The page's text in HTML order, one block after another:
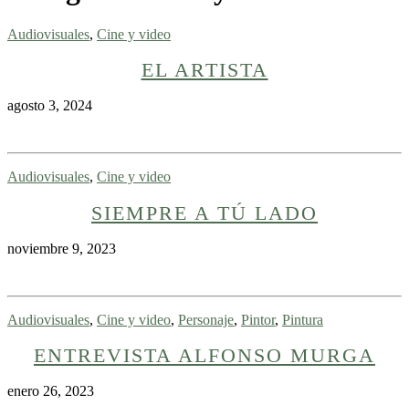
Audiovisuales, Cine y video
EL ARTISTA
agosto 3, 2024
Audiovisuales, Cine y video
SIEMPRE A TÚ LADO
noviembre 9, 2023
Audiovisuales, Cine y video, Personaje, Pintor, Pintura
ENTREVISTA ALFONSO MURGA
enero 26, 2023